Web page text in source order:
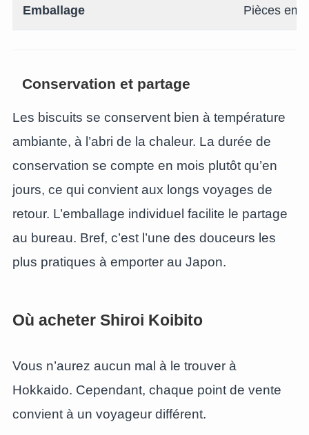
Emballage Pièces
Conservation et partage
Les biscuits se conservent bien à température
ambiante, à l’abri de la chaleur. La durée de
conservation se compte en mois plutôt qu’en
jours, ce qui convient aux longs voyages de
retour. L’emballage individuel facilite le partage
au bureau. Bref, c’est l’une des douceurs les
plus pratiques à emporter au Japon.
Où acheter Shiroi Koibito
Vous n’aurez aucun mal à le trouver à
Hokkaido. Cependant, chaque point de vente
convient à un voyageur différent.